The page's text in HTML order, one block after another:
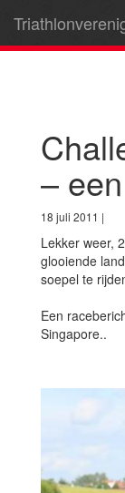
–
18 juli 2011 |
Lekker weer,
glooiende
soepel te
Een
Singapore..